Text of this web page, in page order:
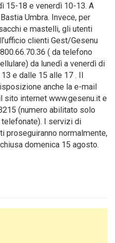
15-18 e venerdì 10-13. A
Umbra. Invece, per
e mastelli, gli utenti
clienti Gest/Gesenu
( da telefono
da lunedì a venerdì di
e dalle 15 alle 17 . Il
anche la e-mail
sito internet www.gesenu.it e
(numero abilitato solo
I servizi di
proseguiranno normalmente,
domenica 15 agosto.